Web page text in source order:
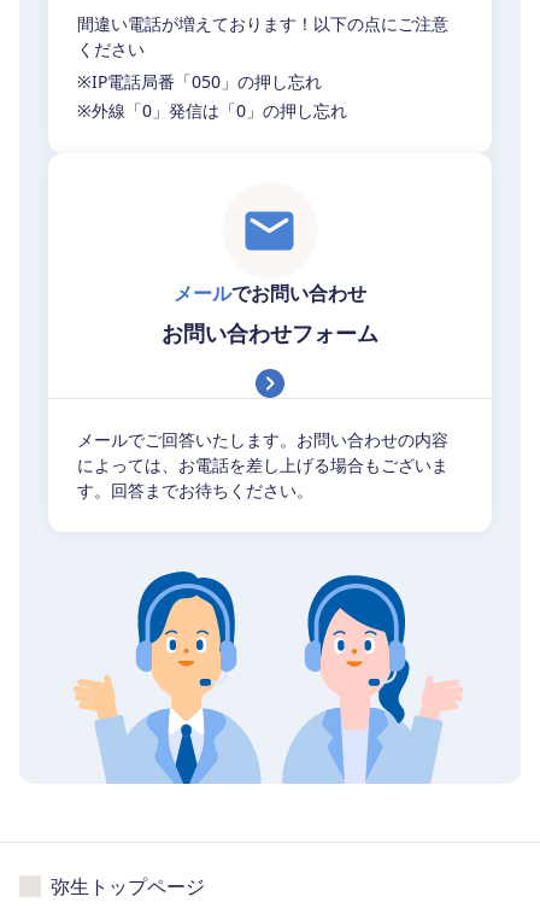
間違い電話が増えております！以下の点にご注意
ください
※IP電話局番「050」の押し忘れ
※外線「0」発信は「0」の押し忘れ
メールでお問い合わせ
お問い合わせフォーム
メールでご回答いたします。お問い合わせの内容
によっては、お電話を差し上げる場合もございま
す。回答までお待ちください。
弥生トップページ